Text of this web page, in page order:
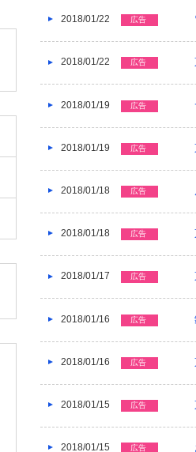
2018/01/22 広告
2018/01/22 広告
2018/01/19 広告
2018/01/19 広告
2018/01/18 広告
2018/01/18 広告
2018/01/17 広告
2018/01/16 広告
2018/01/16 広告
2018/01/15 広告
2018/01/15 広告